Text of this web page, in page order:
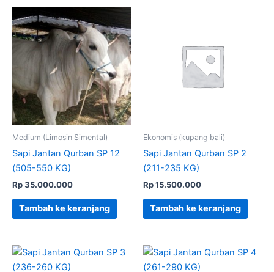
Medium (Limosin Simental)
Sapi Jantan Qurban SP 12
(505-550 KG)
Rp35.000.000
Tambah ke keranjang
Ekonomis (kupang bali)
Sapi Jantan Qurban SP 2
(211-235 KG)
Rp15.500.000
Tambah ke keranjang